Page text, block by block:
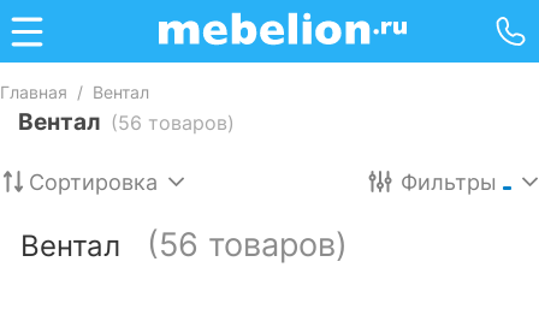
Главная / Вентал
Вентал (56 товаров)
Сортировка Фильтры
Вентал (56 товаров)